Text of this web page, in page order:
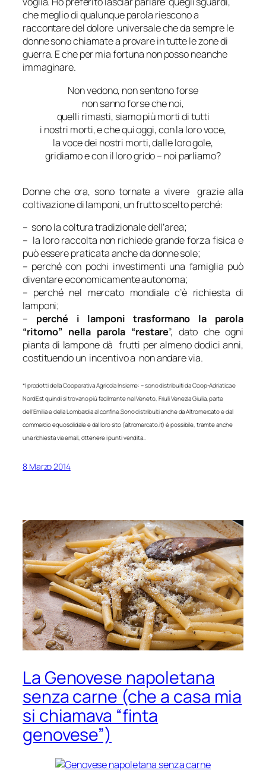
che meglio di qualunque parola riescono a
raccontare del dolore universale che da sempre le
donne sono chiamate a provare in tutte le zone di
guerra. E che per mia fortuna non posso neanche
immaginare.
Non vedono, non sentono forse
non sanno forse che noi,
quelli rimasti, siamo più morti di tutti
i nostri morti, e che qui oggi, con la loro voce,
la voce dei nostri morti, dalle loro gole,
gridiamo e con il loro grido – noi parliamo?
Donne che ora, sono tornate a vivere grazie alla
coltivazione di lamponi, un frutto scelto perché:
– sono la coltura tradizionale dell’area;
– la loro raccolta non richiede grande forza fisica e
può essere praticata anche da donne sole;
– perché con pochi investimenti una famiglia può
diventare economicamente autonoma;
– perché nel mercato mondiale c’è richiesta di
lamponi;
– perché i lamponi trasformano la parola
“ritorno” nella parola “restare”, dato che ogni
pianta di lampone dà frutti per almeno dodici anni,
costituendo un incentivo a non andare via.
*I prodotti della Cooperativa Agricola Insieme: – sono distribuiti da Coop-Adriatica e
NordEst quindi si trovano più facilmente nel Veneto, Friuli Venezia Giulia, parte
dell’Emilia e della Lombardia al confine.Sono distribuiti anche da Altromercato e dal
commercio equosolidale e dal loro sito (altromercato.it) è possibile, tramite anche
una richiesta via email, ottenere i punti vendita..
8 Marzo 2014
La Genovese napoletana
senza carne (che a casa mia
si chiamava “finta
genovese”)